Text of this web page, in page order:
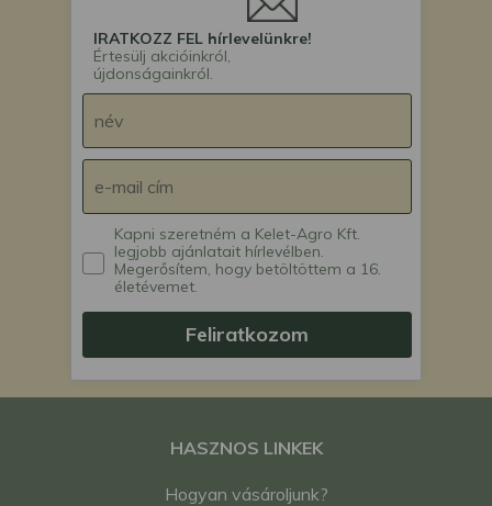
IRATKOZZ FEL hírlevelünkre!
Értesülj akcióinkról,
újdonságainkról.
Kapni szeretném a Kelet-Agro Kft.
legjobb ajánlatait hírlevélben.
Megerősítem, hogy betöltöttem a 16.
életévemet.
Feliratkozom
HASZNOS LINKEK
Hogyan vásároljunk?